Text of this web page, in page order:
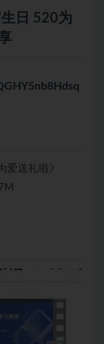
日 520为
送礼啦》